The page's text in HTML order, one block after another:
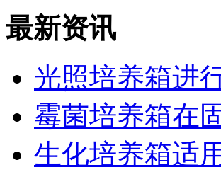
最新资讯
光照培养箱进
霉菌培养箱在
生化培养箱适